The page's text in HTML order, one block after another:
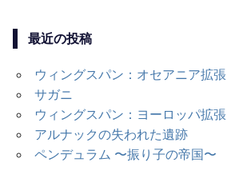
最近の投稿
ウィングスパン：オセアニア拡張
サガニ
ウィングスパン：ヨーロッパ拡張
アルナックの失われた遺跡
ペンデュラム 〜振り子の帝国〜